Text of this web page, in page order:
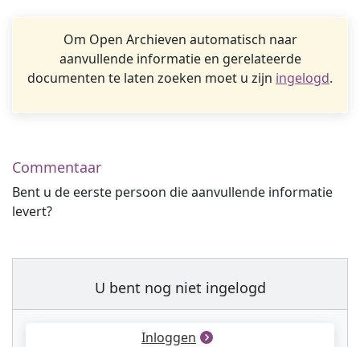
Om Open Archieven automatisch naar
aanvullende informatie en gerelateerde
documenten te laten zoeken moet u zijn ingelogd.
Commentaar
Bent u de eerste persoon die aanvullende informatie
levert?
U bent nog niet ingelogd
Inloggen